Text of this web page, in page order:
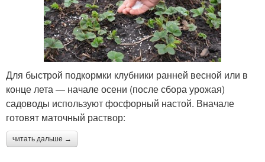
Для быстрой подкормки клубники ранней весной или в
конце лета — начале осени (после сбора урожая)
садоводы используют фосфорный настой. Вначале
готовят маточный раствор:
читать дальше →